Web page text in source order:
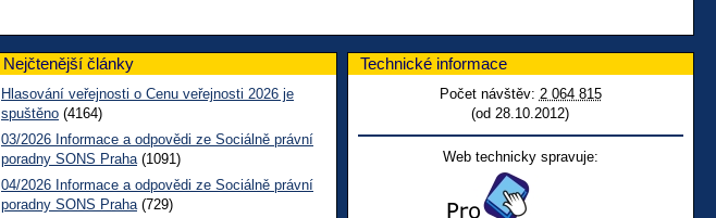
Nejčtenější články
Hlasování veřejnosti o Cenu veřejnosti 2026 je
spuštěno (4164)
03/2026 Informace a odpovědi ze Sociálně právní
poradny SONS Praha (1091)
04/2026 Informace a odpovědi ze Sociálně právní
poradny SONS Praha (729)
Technické informace
Počet návštěv: 2 064 815
(od 28.10.2012)
Web technicky spravuje: